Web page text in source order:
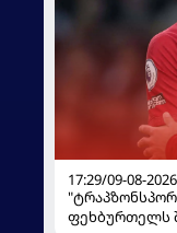
17:29/09-08-2026
ფეხბურთელს